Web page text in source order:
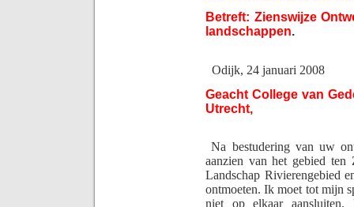
Betreft: Zienswijze
landschappen.
Odijk, 24 januari 2008
Geacht College van
Utrecht,
Na bestudering van uw
aanzien van het gebied
Landschap Rivierengebied
ontmoeten. Ik moet tot mijn
niet op elkaar